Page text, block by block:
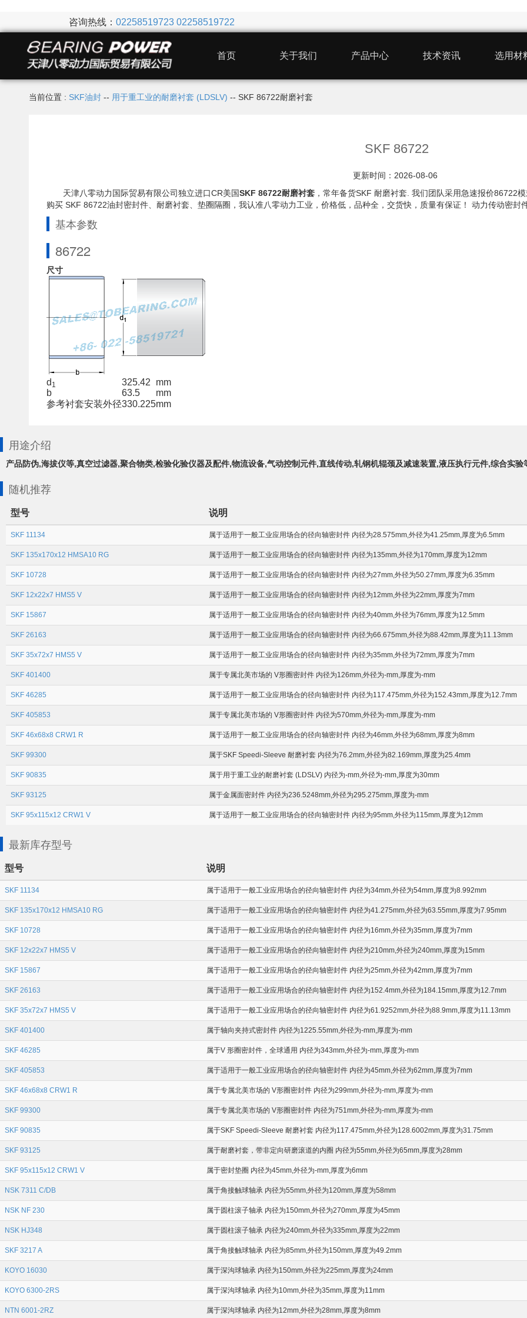
咨询热线： 02258519723 02258519722
首页 关于我们 产品中心 技术资讯 选用材
当前位置 : SKF油封-- 用于重工业的耐磨衬套 (LDSLV) -- SKF 86722耐磨衬套
SKF 86722
更新时间：2026-08-06
天津八零动力国际贸易有限公司独立进口CR美国SKF 86722耐磨衬套，常年备货SKF 耐磨衬套. 我们团队采用急速报价86722
购买 SKF 86722油封密封件、耐磨衬套、垫圈隔圈，我认准八零动力工业，价格低，品种全，交货快，质量有保证！ 动力传动密封
基本参数
86722
尺寸
d 1 325.42
mm
b
63.5
mm
参考衬套安装外径330.225mm
用途介绍
产品防伪,海拔仪等,真空过滤器,聚合物类,检验化验仪器及配件,物流设备,气动控制元件,直线传动,轧钢机辊颈及减速装置,液压执行元件,综合实验
随机推荐
型号 说明
SKF 11134 属于适用于一般工业应用场合的径向轴密封件 内径为28.575mm,外径为41.25mm,厚度为6.5mm
SKF 135x170x12 HMSA10 RG 属于适用于一般工业应用场合的径向轴密封件 内径为135mm,外径为170mm,厚度为12mm
SKF 10728 属于适用于一般工业应用场合的径向轴密封件 内径为27mm,外径为50.27mm,厚度为6.35mm
SKF 12x22x7 HMS5 V 属于适用于一般工业应用场合的径向轴密封件 内径为12mm,外径为22mm,厚度为7mm
SKF 15867 属于适用于一般工业应用场合的径向轴密封件 内径为40mm,外径为76mm,厚度为12.5mm
SKF 26163 属于适用于一般工业应用场合的径向轴密封件 内径为66.675mm,外径为88.42mm,厚度为11.13mm
SKF 35x72x7 HMS5 V 属于适用于一般工业应用场合的径向轴密封件 内径为35mm,外径为72mm,厚度为7mm
SKF 401400 属于专属北美市场的 V形圈密封件 内径为126mm,外径为-mm,厚度为-mm
SKF 46285 属于适用于一般工业应用场合的径向轴密封件 内径为117.475mm,外径为152.43mm,厚度为12.7mm
SKF 405853 属于专属北美市场的 V形圈密封件 内径为570mm,外径为-mm,厚度为-mm
SKF 46x68x8 CRW1 R 属于适用于一般工业应用场合的径向轴密封件 内径为46mm,外径为68mm,厚度为8mm
SKF 99300 属于SKF Speedi-Sleeve 耐磨衬套 内径为76.2mm,外径为82.169mm,厚度为25.4mm
SKF 90835 属于用于重工业的耐磨衬套 (LDSLV) 内径为-mm,外径为-mm,厚度为30mm
SKF 93125 属于金属面密封件 内径为236.5248mm,外径为295.275mm,厚度为-mm
SKF 95x115x12 CRW1 V 属于适用于一般工业应用场合的径向轴密封件 内径为95mm,外径为115mm,厚度为12mm
最新库存型号
型号 说明
SKF 11134 属于适用于一般工业应用场合的径向轴密封件 内径为34mm,外径为54mm,厚度为8.992mm
SKF 135x170x12 HMSA10 RG 属于适用于一般工业应用场合的径向轴密封件 内径为41.275mm,外径为63.55mm,厚度为7.95mm
SKF 10728 属于适用于一般工业应用场合的径向轴密封件 内径为16mm,外径为35mm,厚度为7mm
SKF 12x22x7 HMS5 V 属于适用于一般工业应用场合的径向轴密封件 内径为210mm,外径为240mm,厚度为15mm
SKF 15867 属于适用于一般工业应用场合的径向轴密封件 内径为25mm,外径为42mm,厚度为7mm
SKF 26163 属于适用于一般工业应用场合的径向轴密封件 内径为152.4mm,外径为184.15mm,厚度为12.7mm
SKF 35x72x7 HMS5 V 属于适用于一般工业应用场合的径向轴密封件 内径为61.9252mm,外径为88.9mm,厚度为11.13mm
SKF 401400 属于轴向夹持式密封件 内径为1225.55mm,外径为-mm,厚度为-mm
SKF 46285 属于V 形圈密封件，全球通用 内径为343mm,外径为-mm,厚度为-mm
SKF 405853 属于适用于一般工业应用场合的径向轴密封件 内径为45mm,外径为62mm,厚度为7mm
SKF 46x68x8 CRW1 R 属于专属北美市场的 V形圈密封件 内径为299mm,外径为-mm,厚度为-mm
SKF 99300 属于专属北美市场的 V形圈密封件 内径为751mm,外径为-mm,厚度为-mm
SKF 90835 属于SKF Speedi-Sleeve 耐磨衬套 内径为117.475mm,外径为128.6002mm,厚度为31.75mm
SKF 93125 属于耐磨衬套，带非定向研磨滚道的内圈 内径为55mm,外径为65mm,厚度为28mm
SKF 95x115x12 CRW1 V 属于密封垫圈 内径为45mm,外径为-mm,厚度为6mm
NSK 7311 C/DB 属于角接触球轴承 内径为55mm,外径为120mm,厚度为58mm
NSK NF 230 属于圆柱滚子轴承 内径为150mm,外径为270mm,厚度为45mm
NSK HJ348 属于圆柱滚子轴承 内径为240mm,外径为335mm,厚度为22mm
SKF 3217 A 属于角接触球轴承 内径为85mm,外径为150mm,厚度为49.2mm
KOYO 16030 属于深沟球轴承 内径为150mm,外径为225mm,厚度为24mm
KOYO 6300-2RS 属于深沟球轴承 内径为10mm,外径为35mm,厚度为11mm
NTN 6001-2RZ 属于深沟球轴承 内径为12mm,外径为28mm,厚度为8mm